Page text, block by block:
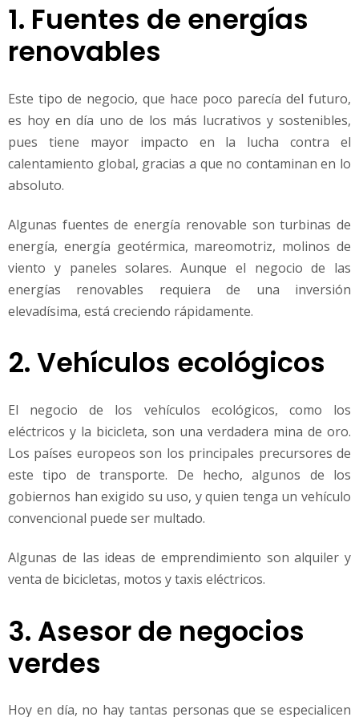
1. Fuentes de energías
renovables
Este tipo de negocio, que hace poco parecía del futuro,
es hoy en día uno de los más lucrativos y sostenibles,
pues tiene mayor impacto en la lucha contra el
calentamiento global, gracias a que no contaminan en lo
absoluto.
Algunas fuentes de energía renovable son turbinas de
energía, energía geotérmica, mareomotriz, molinos de
viento y paneles solares. Aunque el negocio de las
energías renovables requiera de una inversión
elevadísima, está creciendo rápidamente.
2. Vehículos ecológicos
El negocio de los vehículos ecológicos, como los
eléctricos y la bicicleta, son una verdadera mina de oro.
Los países europeos son los principales precursores de
este tipo de transporte. De hecho, algunos de los
gobiernos han exigido su uso, y quien tenga un vehículo
convencional puede ser multado.
Algunas de las ideas de emprendimiento son alquiler y
venta de bicicletas, motos y taxis eléctricos.
3. Asesor de negocios
verdes
Hoy en día, no hay tantas personas que se especialicen